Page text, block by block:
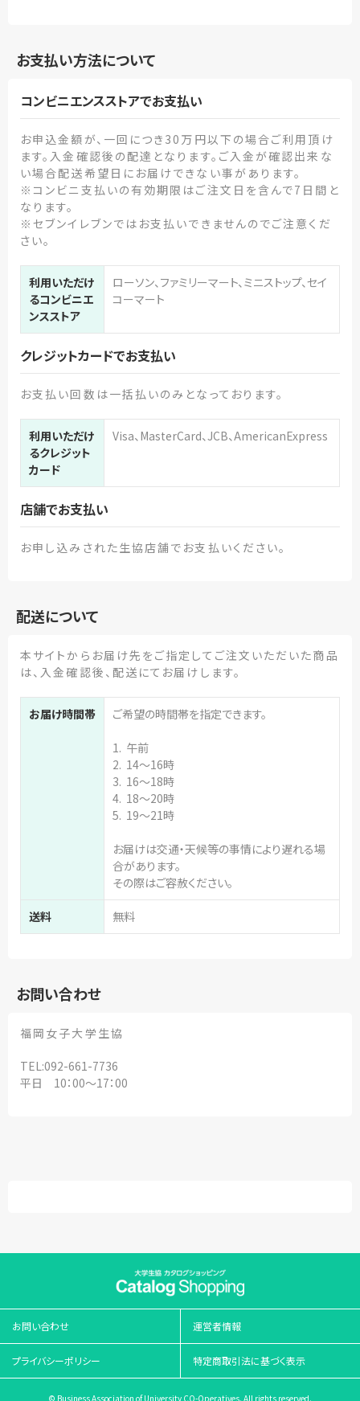
お支払い方法について
コンビニエンスストアでお支払い
お申込金額が、一回につき30万円以下の場合ご利用頂け
ます。入金確認後の配達となります。ご入金が確認出来な
い場合配送希望日にお届けできない事があります。
※コンビニ支払いの有効期限はご注文日を含んで7日間と
なります。
※セブンイレブンではお支払いできませんのでご注意くだ
さい。
利用いただけ
るコンビニエ
ンスストア
ローソン、ファミリーマート、ミニストップ、セイ
コーマート
クレジットカードでお支払い
お支払い回数は一括払いのみとなっております。
利用いただけ
るクレジット
カード
Visa、MasterCard、JCB、AmericanExpress
店舗でお支払い
お申し込みされた生協店舗でお支払いください。
配送について
本サイトからお届け先をご指定してご注文いただいた商品
は、入金確認後、配送にてお届けします。
お届け時間帯 ご希望の時間帯を指定できます。
1. 午前
2. 14～16時
3. 16～18時
4. 18～20時
5. 19～21時
お届けは交通・天候等の事情により遅れる場
合があります。
その際はご容赦ください。
送料 無料
お問い合わせ
福岡女子大学生協
TEL:092-661-7736
平日 10：00～17：00
お問い合わせ 運営者情報
プライバシーポリシー 特定商取引法に基づく表示
© Business Association of University CO-Operatives. All rights reserved.